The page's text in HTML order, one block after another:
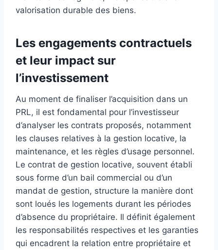
valorisation durable des biens.
Les engagements contractuels
et leur impact sur
l’investissement
Au moment de finaliser l’acquisition dans un
PRL, il est fondamental pour l’investisseur
d’analyser les contrats proposés, notamment
les clauses relatives à la gestion locative, la
maintenance, et les règles d’usage personnel.
Le contrat de gestion locative, souvent établi
sous forme d’un bail commercial ou d’un
mandat de gestion, structure la manière dont
sont loués les logements durant les périodes
d’absence du propriétaire. Il définit également
les responsabilités respectives et les garanties
qui encadrent la relation entre propriétaire et